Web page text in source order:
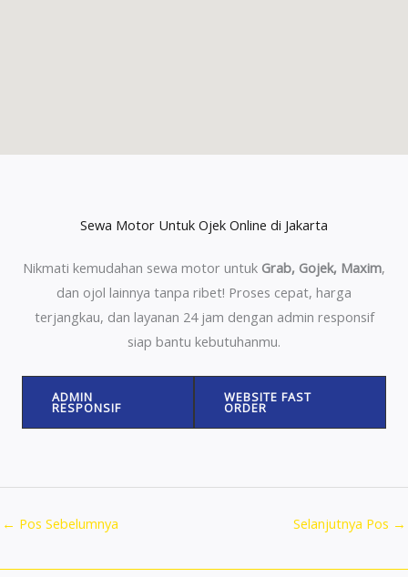
Sewa Motor Untuk Ojek Online di Jakarta
Nikmati kemudahan sewa motor untuk Grab, Gojek, Maxim,
dan ojol lainnya tanpa ribet! Proses cepat, harga
terjangkau, dan layanan 24 jam dengan admin responsif
siap bantu kebutuhanmu.
ADMIN
RESPONSIF
WEBSITE FAST
ORDER
← Pos Sebelumnya Selanjutnya Pos →